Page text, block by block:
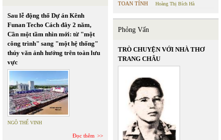
Sau lễ động thổ Dự án Kênh
Funan Techo Cách đây 2 năm,
Cần một tầm nhìn mới: từ "một
công trình" sang "một hệ thống"
thủy văn ảnh hưởng trên toàn lưu
vực
NGÔ THẾ VINH
Đọc thêm
TOAN TÍNH
Hoàng Thị Bích Hà
Phỏng Vấn
TRÒ CHUYỆN VỚI NHÀ THƠ
TRANG CHÂU